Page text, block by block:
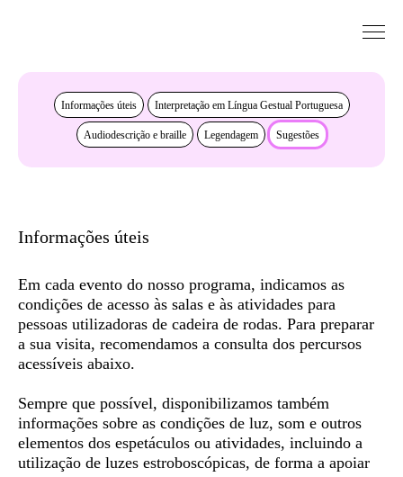
Informações úteis Interpretação em Língua Gestual Portuguesa
Audiodescrição e braille Legendagem Sugestões
Informações úteis
Em cada evento do nosso programa, indicamos as
condições de acesso às salas e às atividades para
pessoas utilizadoras de cadeira de rodas. Para preparar
a sua visita, recomendamos a consulta dos percursos
acessíveis abaixo.
Sempre que possível, disponibilizamos também
informações sobre as condições de luz, som e outros
elementos dos espetáculos ou atividades, incluindo a
utilização de luzes estroboscópicas, de forma a apoiar